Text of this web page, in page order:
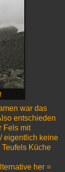
war das
entschieden
Fels mit
eigentlich keine
Küche
her =